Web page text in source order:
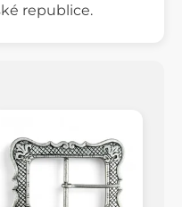
republice.